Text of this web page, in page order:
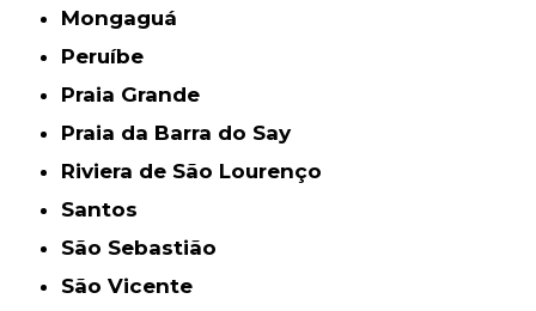
Mongaguá
Peruíbe
Praia Grande
Praia da Barra do Say
Riviera de São Lourenço
Santos
São Sebastião
São Vicente